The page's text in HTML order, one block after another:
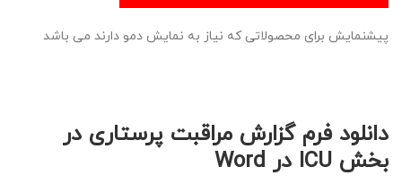
پیشنمایش برای محصولاتی که نیاز به نمایش دمو دارند می باشد
دانلود فرم گزارش مراقبت پرستاری در
بخش ICU در Word